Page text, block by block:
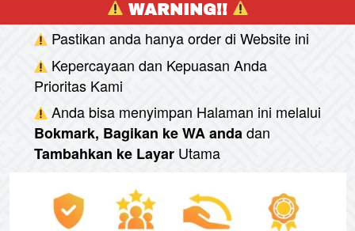
WARNING!!
Pastikan anda hanya order di Website ini
Kepercayaan dan Kepuasan Anda
Prioritas Kami
Anda bisa menyimpan Halaman ini melalui
Bokmark, Bagikan ke WA andadan
Tambahkan ke Layar Utama